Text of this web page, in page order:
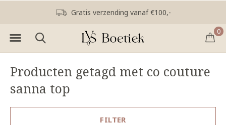
0
Gratis verzending vanaf €100,-
Producten getagd met co couture
sanna top
FILTER